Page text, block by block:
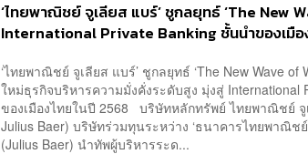
‘ไทยพาณิชย์ จูเลียส แบร์’ ชูกลยุทธ์ ‘The New
International Private Banking ชั้นนำของเมือ
‘ไทยพาณิชย์ จูเลียส แบร์’ ชูกลยุทธ์ ‘The New Wave
ใหม่ธุรกิจบริหารความมั่งคั่งระดับสูง มุ่งสู่ International
ของเมืองไทยในปี 2568 บริษัทหลักทรัพย์ ไทยพาณิชย์ จู
Julius Baer) บริษัทร่วมทุนระหว่าง ‘ธนาคารไทยพาณิชย์
(Julius Baer) นำทัพผู้บริหารระด...